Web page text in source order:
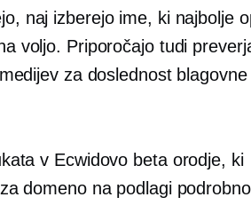
naj izberejo ime, ki najbolje
voljo. Priporočajo tudi
za doslednost blagovne
v Ecwidovo beta orodje, ki
domeno na podlagi